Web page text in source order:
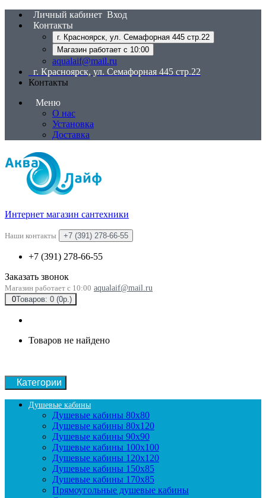
Личный кабинет Вход
Контакты
г. Красноярск, ул. Семафорная 445 стр.22
Магазин работает с 10:00
aqualaif@mail.ru
г. Красноярск, ул. Семафорная 445 стр.22
Контакты
Меню
О нас
Установка
Доставка
Интернет магазин сантехники
Наши контакты +7 (391) 278-66-55
+7 (391) 278-66-55
Заказать звонок
Магазин работает с 10:00 aqualaif@mail.ru
0Товаров: 0 (0р.)
Товаров не найдено
Категории
Душевые кабины
Душевые кабины 80x80
Душевые кабины 80x120
Душевые кабины 90х90
Душевые кабины 100x100
Душевые кабины 120x120
Душевые кабины 150x85
Душевые кабины 170x85
Прямоугольные душевые кабины